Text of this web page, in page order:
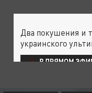
Два покушения и
украинского
В ПРЯМОМ